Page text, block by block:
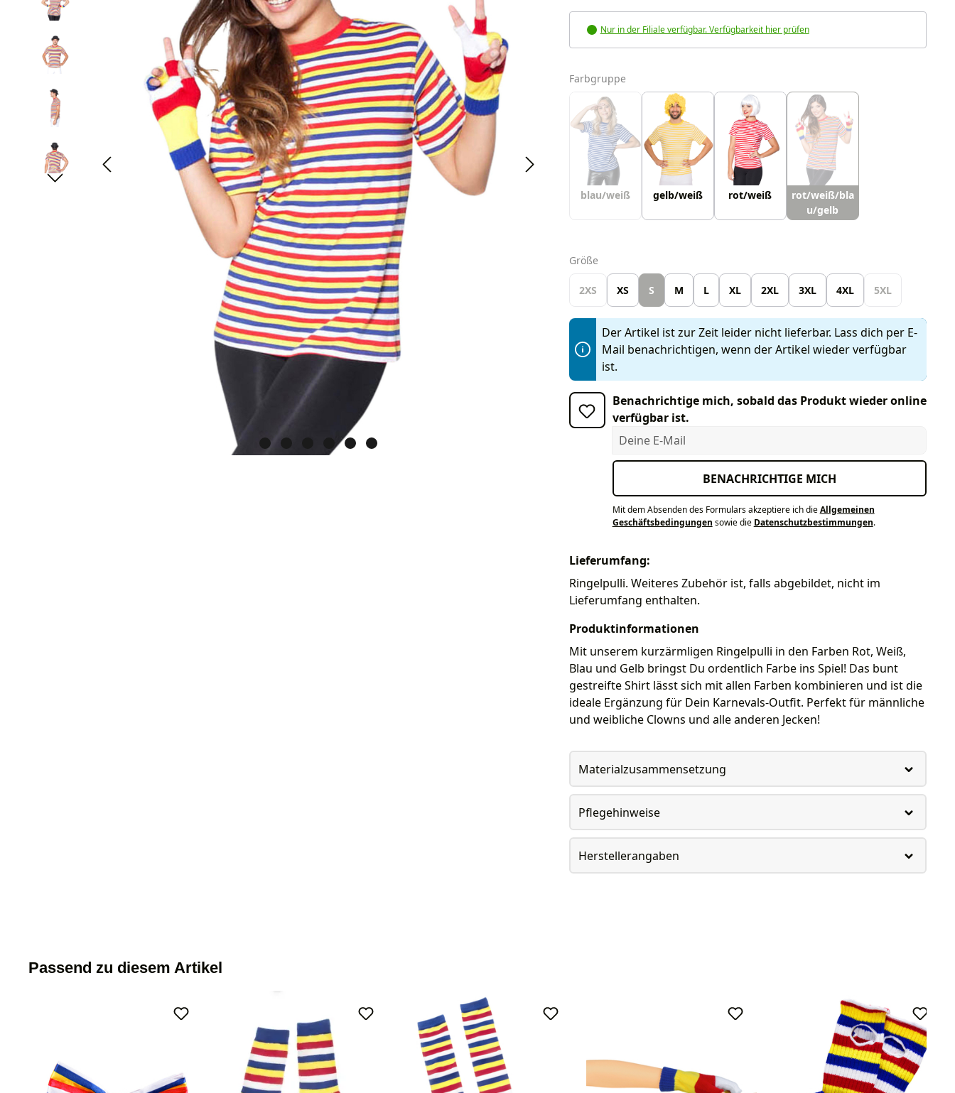
Nur in der Filiale verfügbar. Verfügbarkeit hier prüfen
Farbgruppeauswählen
blau/weiß gelb/weiß rot/weiß
rot/weiß/bla
u/gelb
Größeauswählen
2XS XS S M L XL 2XL 3XL 4XL 5XL
Der Artikel ist zur Zeit leider nicht lieferbar. Lass dich per E-
Mail benachrichtigen, wenn der Artikel wieder verfügbar
ist.
Benachrichtige mich, sobald das Produkt wieder online
verfügbar ist.
Deine E-Mail
BENACHRICHTIGE MICH
Mit dem Absenden des Formulars akzeptiere ich dieAllgemeinen
Geschäftsbedingungen sowie die Datenschutzbestimmungen.
Lieferumfang:
Ringelpulli. Weiteres Zubehör ist, falls abgebildet, nicht im
Lieferumfang enthalten.
Produktinformationen
Mit unserem kurzärmligen Ringelpulli in den Farben Rot, Weiß,
Blau und Gelb bringst Du ordentlich Farbe ins Spiel! Das bunt
gestreifte Shirt lässt sich mit allen Farben kombinieren und ist die
ideale Ergänzung für Dein Karnevals-Outfit. Perfekt für männliche
und weibliche Clowns und alle anderen Jecken!
Materialzusammensetzung
Pflegehinweise
Herstellerangaben
Passend zu diesem Artikel